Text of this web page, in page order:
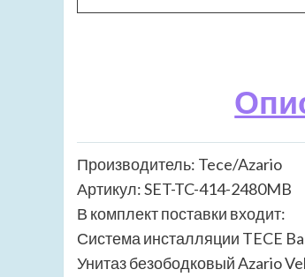
Производитель: Tece/Azario
Артикул: SET-TC-414-2480MB
В комплект поставки входит:
Система инсталляции TECE
Унитаз безободковый Azario